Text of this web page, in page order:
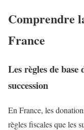
Comprendre
France
Les règles de
succession
En France, les
règles fiscales que les